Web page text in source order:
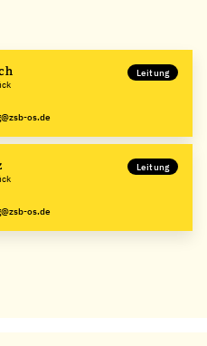
Leitung
os.de
Leitung
os.de